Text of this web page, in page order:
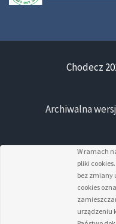
Chodecz
Archiwalna
W ramach
pliki
bez zmiany
cookies
urządzeniu